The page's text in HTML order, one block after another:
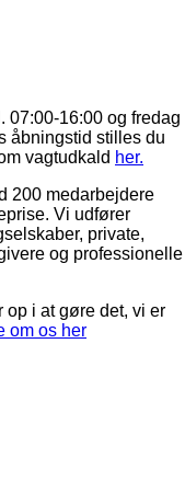
07:00-16:00 og fredag
åbningstid stilles du
vagtudkald her.
200 medarbejdere
Vi udfører
private,
og professionelle
op i at gøre det, vi er
om os her